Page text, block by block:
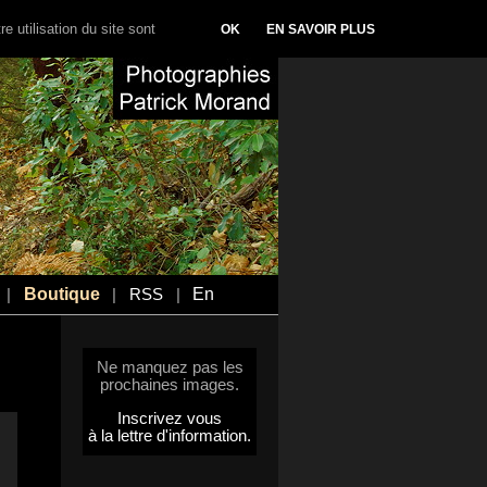
Boutique RSS En
Ne manquez pas les
prochaines images.
Inscrivez vous
à la lettre d'information.
utilisation du site sont OK EN SAVOIR PLUS